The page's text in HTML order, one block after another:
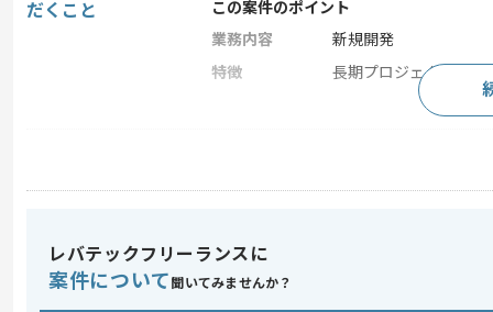
だくこと
この案件のポイント
業務内容
新規開発
特徴
長期プロジェクト
・C#を用いた開発の経験が4年以上
スキルに不安がある方へ
上記に似た経験やスキルをお持ちであれば
レバテックフリーランスに
案件について 聞いてみませんか？